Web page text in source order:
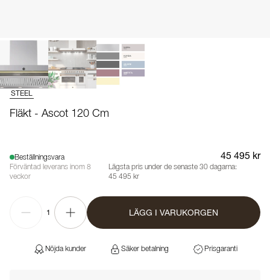
STEEL
Fläkt - Ascot 120 Cm
Beställningsvara
Förväntad leverans inom 8
veckor
45 495 kr
Lägsta pris under de senaste 30 dagarna:
45 495 kr
1 LÄGG I VARUKORGEN
Nöjda kunder Säker betalning Prisgaranti